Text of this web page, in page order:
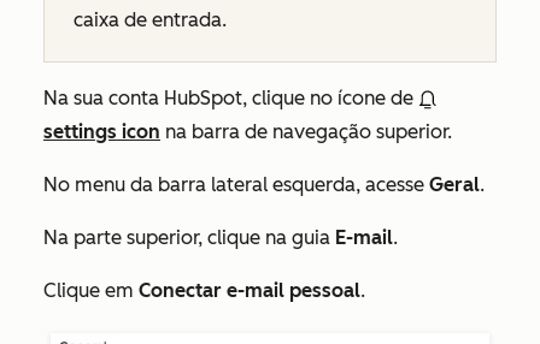
caixa de entrada.
Na sua conta HubSpot, clique no ícone de
settings icon na barra de navegação superior.
No menu da barra lateral esquerda, acesse Geral.
Na parte superior, clique na guia E-mail.
Clique em Conectar e-mail pessoal.